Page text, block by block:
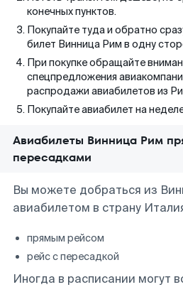
конечных пунктов.
Покупайте туда и обратно
билет Винница Рим в одну
При покупке обращайте
спецпредложения
распродажи авиабилетов из
Покупайте авиабилет на
Авиабилеты Винница Рим
пересадками
Вы можете добраться из
авиабилетом в страну
прямым рейсом
рейс с пересадкой
Иногда в расписании могут